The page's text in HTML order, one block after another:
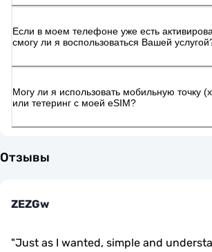
Если в моем телефоне уже есть
смогу ли я воспользоваться Вашей
Могу ли я использовать мобильную точку
или тетеринг с моей eSIM?
Отзывы
ZEZGw
"Just as I wanted, simple and